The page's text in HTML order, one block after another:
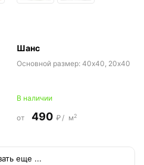
Шанс
Основной размер: 40x40, 20x40
В наличии
от 490 ₽/ м2
Показать еще ...